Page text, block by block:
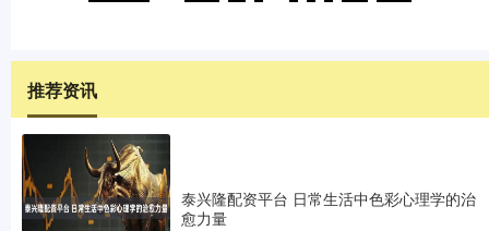
推荐资讯
泰兴隆配资平台 日常生活中色彩心理学的治
愈力量